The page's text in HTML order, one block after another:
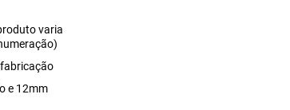
varia
e 12mm